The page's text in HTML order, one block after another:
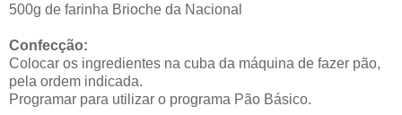
500g de farinha Brioche da Nacional
Confecção:
Colocar os ingredientes na cuba da máquina de fazer pão,
pela ordem indicada.
Programar para utilizar o programa Pão Básico.